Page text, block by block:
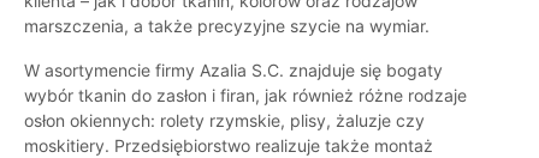
marszczenia, a także precyzyjne szycie na wymiar.
W asortymencie firmy Azalia S.C. znajduje się bogaty
wybór tkanin do zasłon i firan, jak również różne rodzaje
osłon okiennych: rolety rzymskie, plisy, żaluzje czy
moskitiery. Przedsiębiorstwo realizuje także montaż